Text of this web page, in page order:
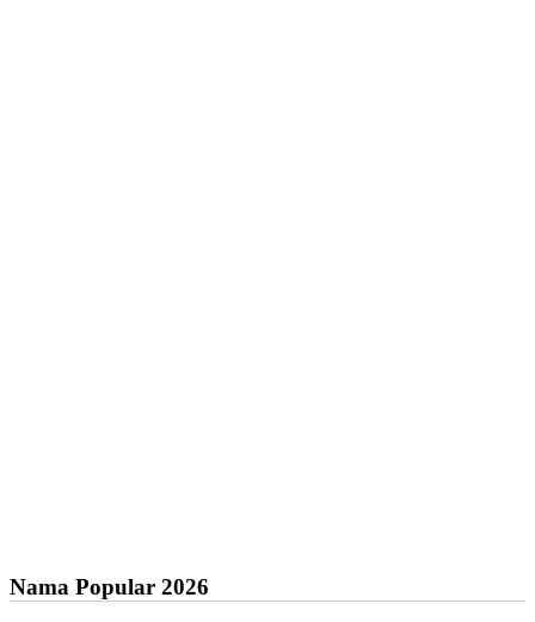
Nama Popular 2026